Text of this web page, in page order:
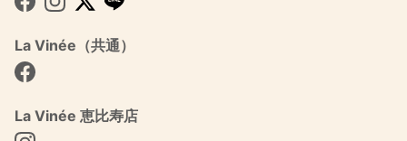
Facebook
Instagram
Twitter
La Vinée（共通）
Facebook
La Vinée 恵比寿店